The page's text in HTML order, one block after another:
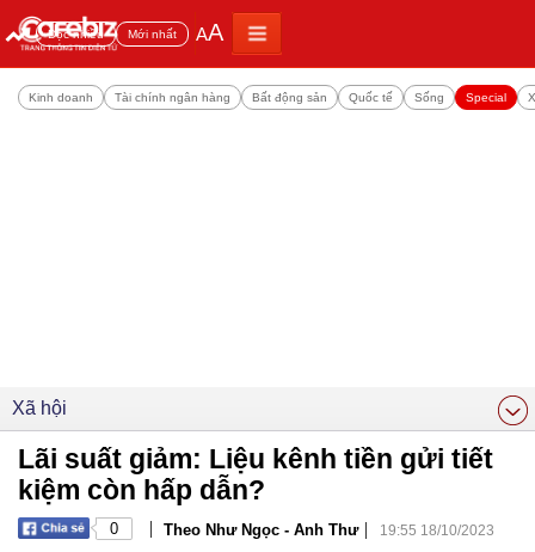
Đọc nhiều Mới nhất AA
Kinh doanh Tài chính ngân hàng Bất động sản Quốc tế Sống Special
Xã hội
Lãi suất giảm: Liệu kênh tiền gửi tiết
kiệm còn hấp dẫn?
0 | Theo Như Ngọc - Anh Thư | 19:55 18/10/2023